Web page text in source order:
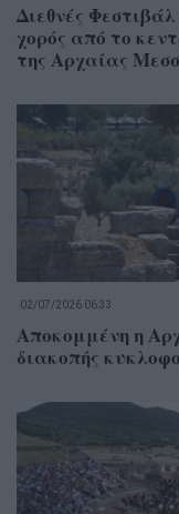
Διεθνές
χορός από το
της Αρχαίας
02/07/2026 06:33
Αποκομμένη η
διακοπής